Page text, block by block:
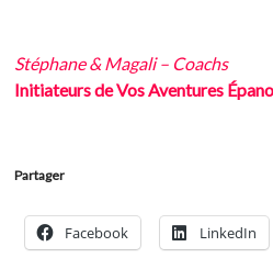
Stéphane & Magali – Coachs
Initiateurs de Vos Aventures
Partager
Facebook LinkedIn